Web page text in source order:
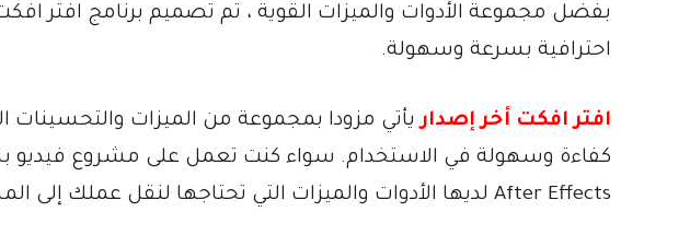
بفضل مجموعة الأدوات والميزات القوية ، تم تصميم برنامج افتر
احترافية بسرعة وسهولة.
افتر افكت أخر إصداريأتي مزودا بمجموعة من الميزات والتحسينات
كفاءة وسهولة في الاستخدام. سواء كنت تعمل على مشروع فيديو
After Effects لديها الأدوات والميزات التي تحتاجها لنقل عملك إلى المستوى التالي.